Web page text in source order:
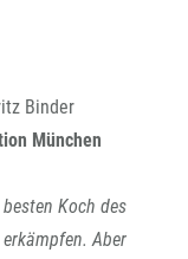
Binder
München
Koch des
Aber